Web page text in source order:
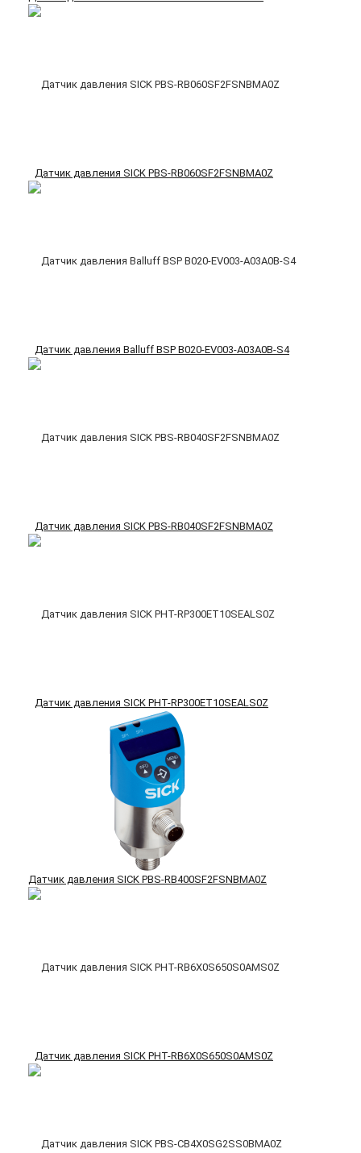
Датчик давления SICK PBS-RB060SF2FSNBMA0Z
Датчик давления Balluff BSP B020-EV003-A03A0B-S4
Датчик давления SICK PBS-RB040SF2FSNBMA0Z
Датчик давления SICK PHT-RP300ET10SEALS0Z
Датчик давления SICK PBS-RB400SF2FSNBMA0Z
Датчик давления SICK PHT-RB6X0S650S0AMS0Z